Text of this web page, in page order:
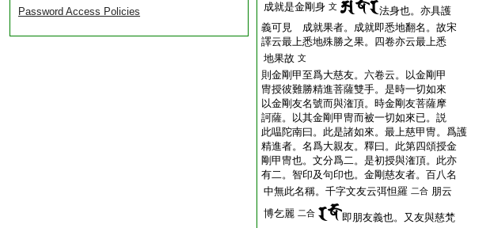
Password Access Policies
成就是金剛身 文
法身也。亦具護
義可見 成就果者。成就即悉地翻名。故宋
譯云最上悉地殊勝之果。四卷亦云最上悉
地果故 文
則金剛甲至爲大慈友。六卷云。以金剛甲
冑授彼難勝精進菩薩雙手。是時一切如來
以金剛友名號而與潅頂。時金剛友菩薩摩
訶薩。以其金剛甲冑而被一切如來已。説
此嗢陀南曰。此是諸如來。最上慈甲冑。爲護
精進者。名爲大親友。釋曰。此第四頌授金
剛甲冑也。文分爲二。是初授與潅頂。此亦
有二。智印及句印也。金剛慈友者。百八名
中無此名稱。千字文友云弭怛羅 二合 朋云
博乞麗 二合 即朋友義也。又友與慈梵